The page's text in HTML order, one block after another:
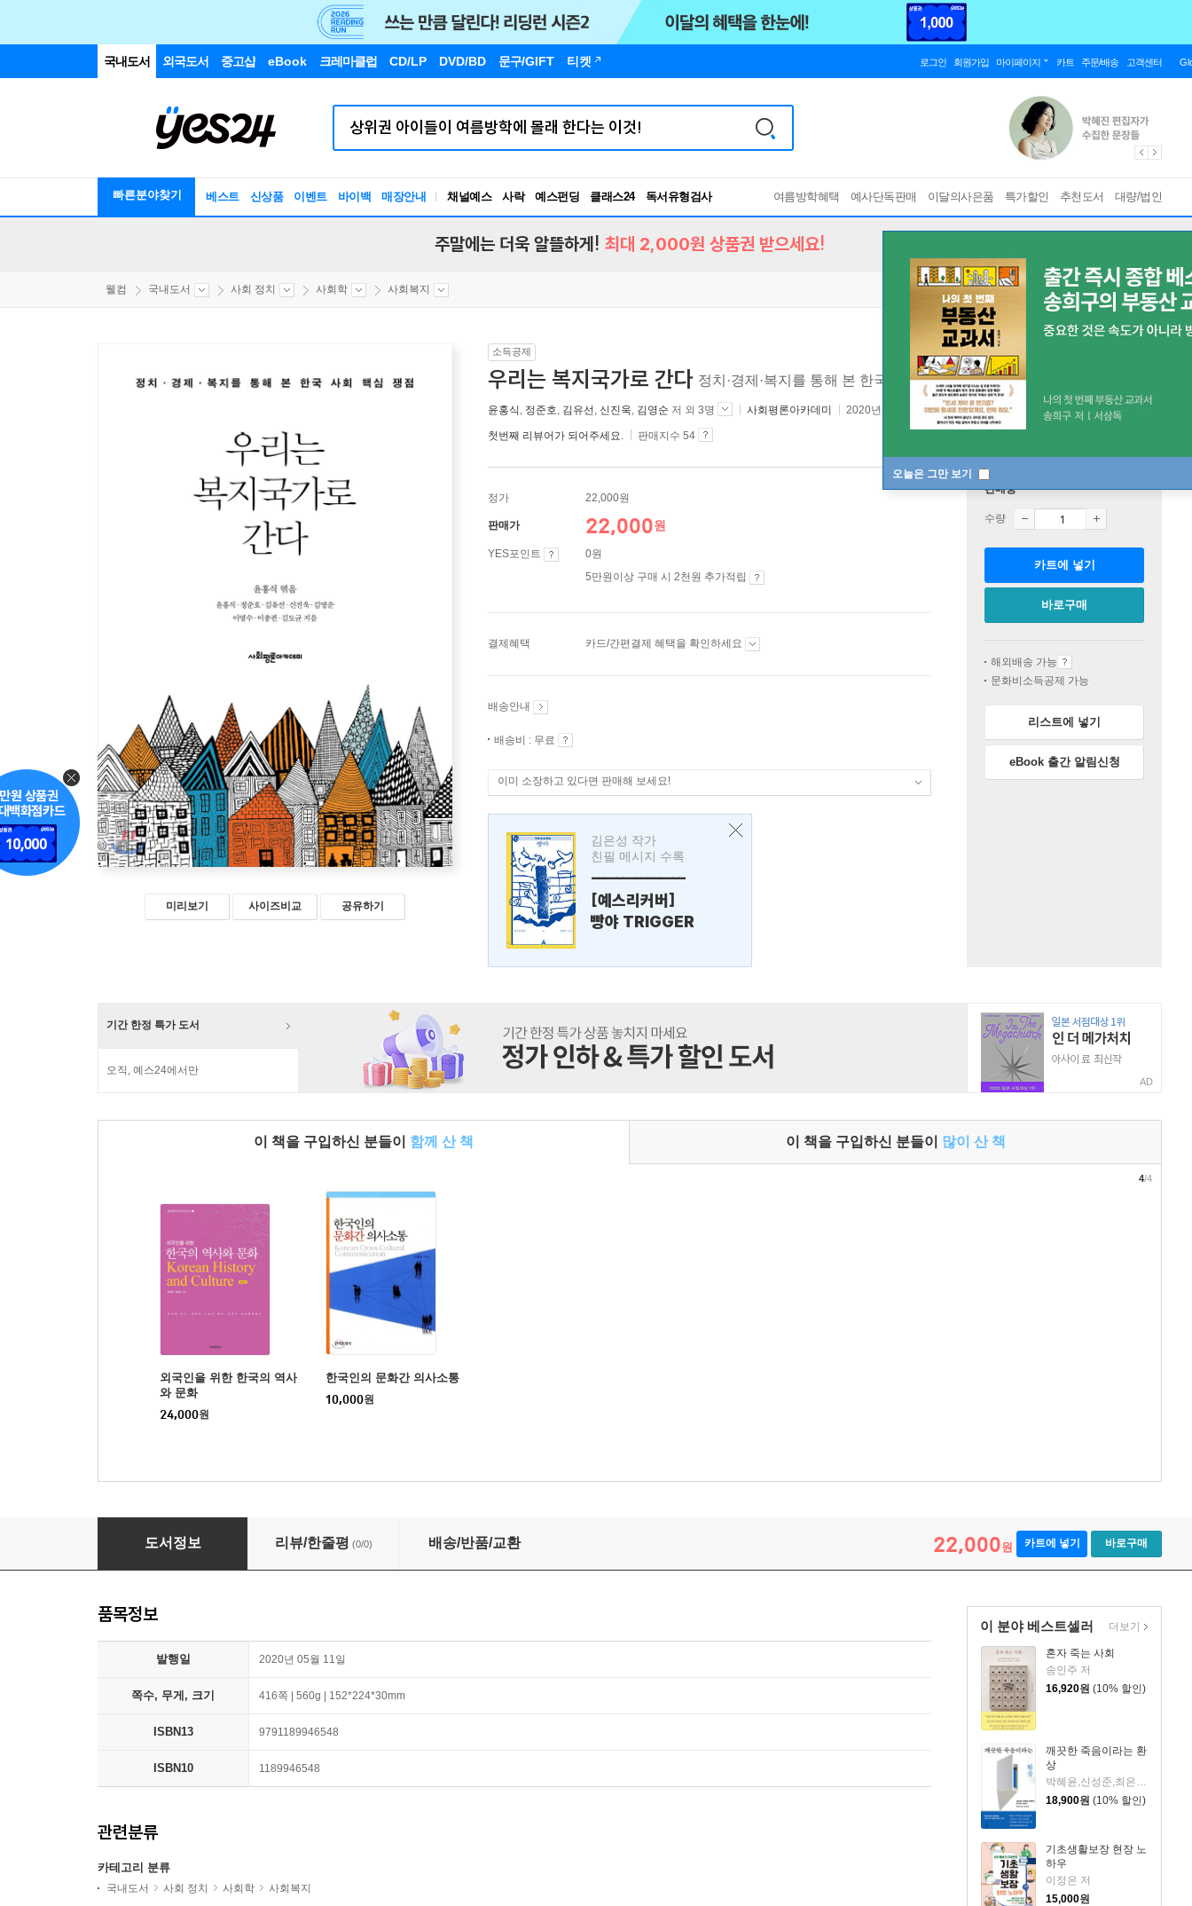
국내도서 외국도서 중고샵 eBook 크레마클럽 CD/LP DVD/BD 문구/GIFT 티켓 로그인 회원가입 마이페이지 카트 주문/배송 고객센터
빠른분야찾기 베스트 신상품 이벤트 바이백 매장안내 채널예스 사락 예스펀딩 클래스24
독서유형검사
여름방학혜택 예사단독판매 이달의사은품 특가할인 추천도서 대량/법인
오늘은 그만 보기
주말에는 더욱 알뜰하게! 최대 2,000원 상품권 받으세요!
웰컴 국내도서 사회 정치 사회학 사회복지
미리보기 사이즈비교 공유하기
소득공제
우리는 복지국가로 간다 정치·경제·복지를 통해 본 한국 사회 핵심 쟁점
윤홍식 , 정준호, 김유선 , 신진욱, 김영순 저 외 3명 사회평론아카데미 2020년 05월 11일
첫번째 리뷰어가 되어주세요. 판매지수 54
정가 22,000원
판매가 22,000원
YES포인트
0원
5만원이상 구매 시 2천원 추가적립
결제혜택 카드/간편결제 혜택을 확인하세요
배송안내
배송비 : 무료
이미 소장하고 있다면 판매해 보세요!
김은성 작가
친필 메시지 수록
---------------
[예스리커버]
빵야 TRIGGER
판매중
수량
카트에 넣기
바로구매
해외배송 가능
문화비소득공제 가능
리스트에 넣기
eBook 출간 알림신청
기간 한정 특가 도서
오직, 예스24에서만
AD
이 책을 구입하신 분들이 함께 산 책 이 책을 구입하신 분들이 많이 산 책
외국인을 위한 한국의 역사
와 문화
24,000원
한국인의 문화간 의사소통
10,000원
4/4
우리는 복지국가로 간다
도서정보 리뷰/한줄평 (0/0) 배송/반품/교환 22,000원 카트에 넣기 바로구매
이 분야 베스트셀러
혼자 죽는 사회
송인주 저
16,920원 (10% 할인)
깨끗한 죽음이라는 환
상
18,900원 (10% 할인)
기초생활보장 현장 노
하우
이정은 저
15,000원
더보기
품목정보
발행일 2020년 05월 11일
쪽수, 무게, 크기 416쪽 | 560g | 152*224*30mm
ISBN13 9791189946548
ISBN10 1189946548
관련분류
카테고리 분류
국내도서 사회 정치 사회학 사회복지